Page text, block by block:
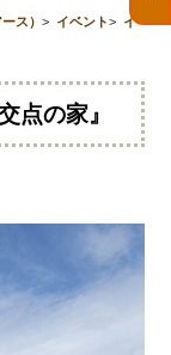
ス）> イベント> イ
点の家』